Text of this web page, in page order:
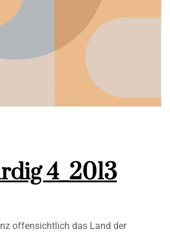
4_2013
offensichtlich das Land der